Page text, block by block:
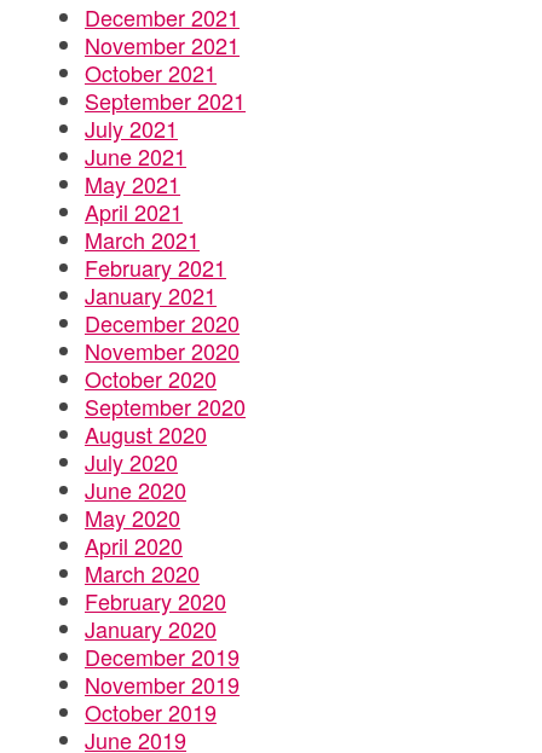
December 2021
November 2021
October 2021
September 2021
July 2021
June 2021
May 2021
April 2021
March 2021
February 2021
January 2021
December 2020
November 2020
October 2020
September 2020
August 2020
July 2020
June 2020
May 2020
April 2020
March 2020
February 2020
January 2020
December 2019
November 2019
October 2019
June 2019